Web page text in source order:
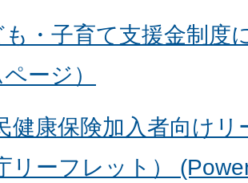
も・子育て支援金制度
ージ）
健康保険加入者向け
リーフレット）